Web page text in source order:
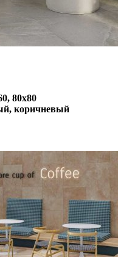
80x80
коричневый